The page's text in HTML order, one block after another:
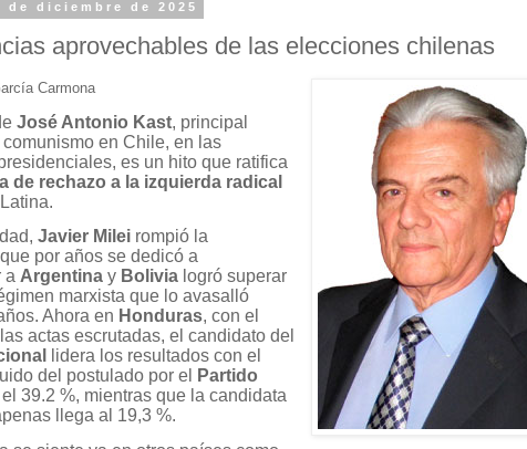
de diciembre de 2025
aprovechables de las elecciones chilenas
Carmona
José Antonio Kast, principal
en Chile, en las
es un hito que ratifica
de rechazo a la izquierda radical
Javier Milei rompió la
por años se dedicó a
a Argentina y Bolivia logró superar
marxista que lo avasalló
Ahora en Honduras, con el
actas escrutadas, el candidato del
lidera los resultados con el
del postulado por el
Partido
39.2 %, mientras que la candidata
llega al 19,3 %.